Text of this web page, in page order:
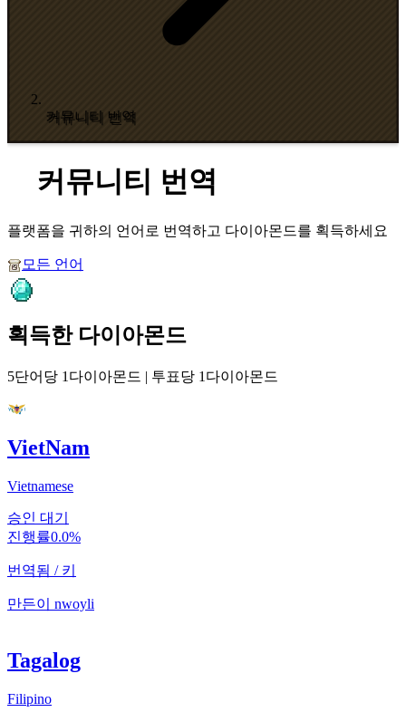
커뮤니티 번역
커뮤니티 번역
플랫폼을 귀하의 언어로 번역하고 다이아몬드를 획득하세요
모든 언어
획득한 다이아몬드
5단어당 1다이아몬드 | 투표당 1다이아몬드
VietNam
Vietnamese
승인 대기
진행률0.0%
번역됨 / 키
만든이 nwoyli
Tagalog
Filipino